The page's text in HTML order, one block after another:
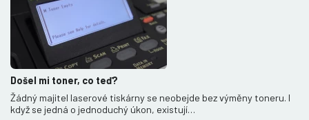
Došel mi toner, co teď?
Žádný majitel laserové tiskárny se neobejde bez výměny toneru. I
když se jedná o jednoduchý úkon, existují…